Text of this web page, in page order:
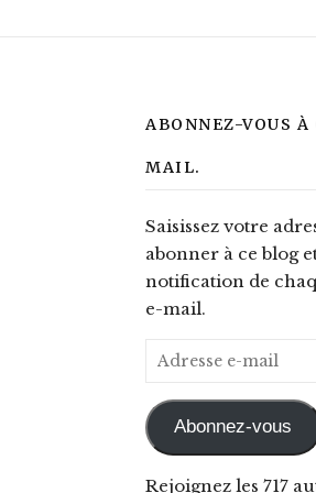
ABONNEZ-VOUS À
MAIL.
Saisissez votre
abonner à ce blog
notification de
e-mail.
Adresse e-mail
Abonnez-vous
Rejoignez les 717